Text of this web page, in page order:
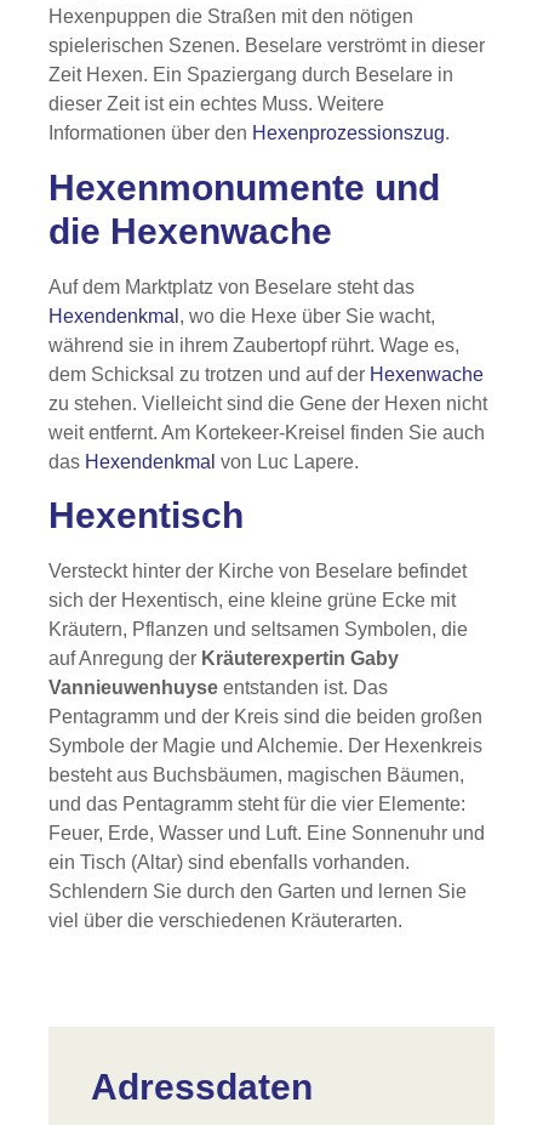
Hexenpuppen die Straßen mit den nötigen
spielerischen Szenen. Beselare verströmt in dieser
Zeit Hexen. Ein Spaziergang durch Beselare in
dieser Zeit ist ein echtes Muss. Weitere
Informationen über den Hexenprozessionszug.
Hexenmonumente und
die Hexenwache
Auf dem Marktplatz von Beselare steht das
Hexendenkmal , wo die Hexe über Sie wacht,
während sie in ihrem Zaubertopf rührt. Wage es,
dem Schicksal zu trotzen und auf der Hexenwache
zu stehen. Vielleicht sind die Gene der Hexen nicht
weit entfernt. Am Kortekeer-Kreisel finden Sie auch
das Hexendenkmal von Luc Lapere.
Hexentisch
Versteckt hinter der Kirche von Beselare befindet
sich der Hexentisch, eine kleine grüne Ecke mit
Kräutern, Pflanzen und seltsamen Symbolen, die
auf Anregung der Kräuterexpertin Gaby
Vannieuwenhuyse entstanden ist. Das
Pentagramm und der Kreis sind die beiden großen
Symbole der Magie und Alchemie. Der Hexenkreis
besteht aus Buchsbäumen, magischen Bäumen,
und das Pentagramm steht für die vier Elemente:
Feuer, Erde, Wasser und Luft. Eine Sonnenuhr und
ein Tisch (Altar) sind ebenfalls vorhanden.
Schlendern Sie durch den Garten und lernen Sie
viel über die verschiedenen Kräuterarten.
Adressdaten